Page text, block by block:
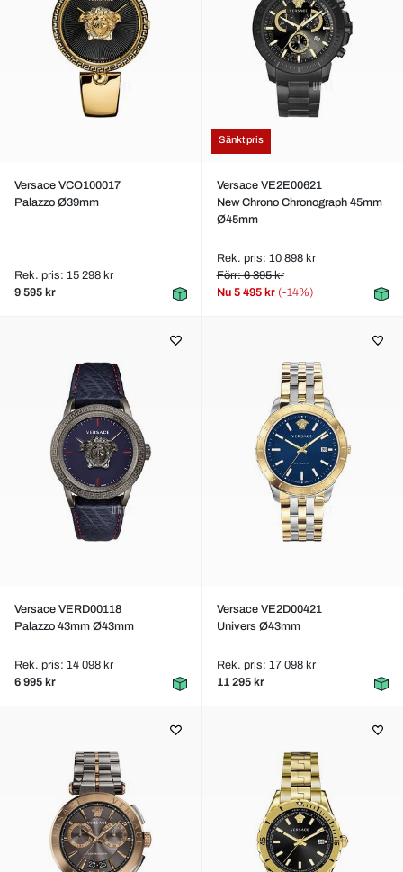
Versace VCO100017
Palazzo Ø39mm
Rek. pris: 15 298 kr
9 595 kr
Sänkt pris
Versace VE2E00621
New Chrono Chronograph 45mm
Ø45mm
Rek. pris: 10 898 kr
Förr: 6 395 kr
Nu 5 495 kr (-14%)
Versace VERD00118
Palazzo 43mm Ø43mm
Rek. pris: 14 098 kr
6 995 kr
Versace VE2D00421
Univers Ø43mm
Rek. pris: 17 098 kr
11 295 kr